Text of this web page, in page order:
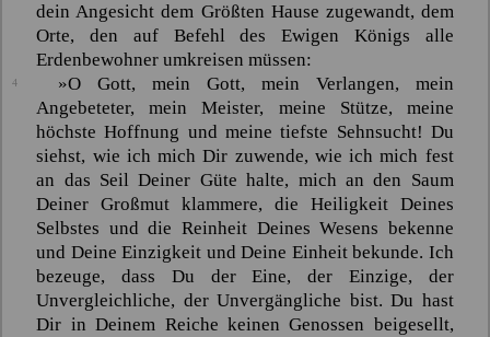
dein Angesicht dem Größten Hause zugewandt, dem
Orte, den auf Befehl des Ewigen Königs alle
Erdenbewohner umkreisen müssen:
4
»O Gott, mein Gott, mein Verlangen, mein
Angebeteter, mein Meister, meine Stütze, meine
höchste Hoffnung und meine tiefste Sehnsucht! Du
siehst, wie ich mich Dir zuwende, wie ich mich fest
an das Seil Deiner Güte halte, mich an den Saum
Deiner Großmut klammere, die Heiligkeit Deines
Selbstes und die Reinheit Deines Wesens bekenne
und Deine Einzigkeit und Deine Einheit bekunde. Ich
bezeuge, dass Du der Eine, der Einzige, der
Unvergleichliche, der Unvergängliche bist. Du hast
Dir in Deinem Reiche keinen Genossen beigesellt,